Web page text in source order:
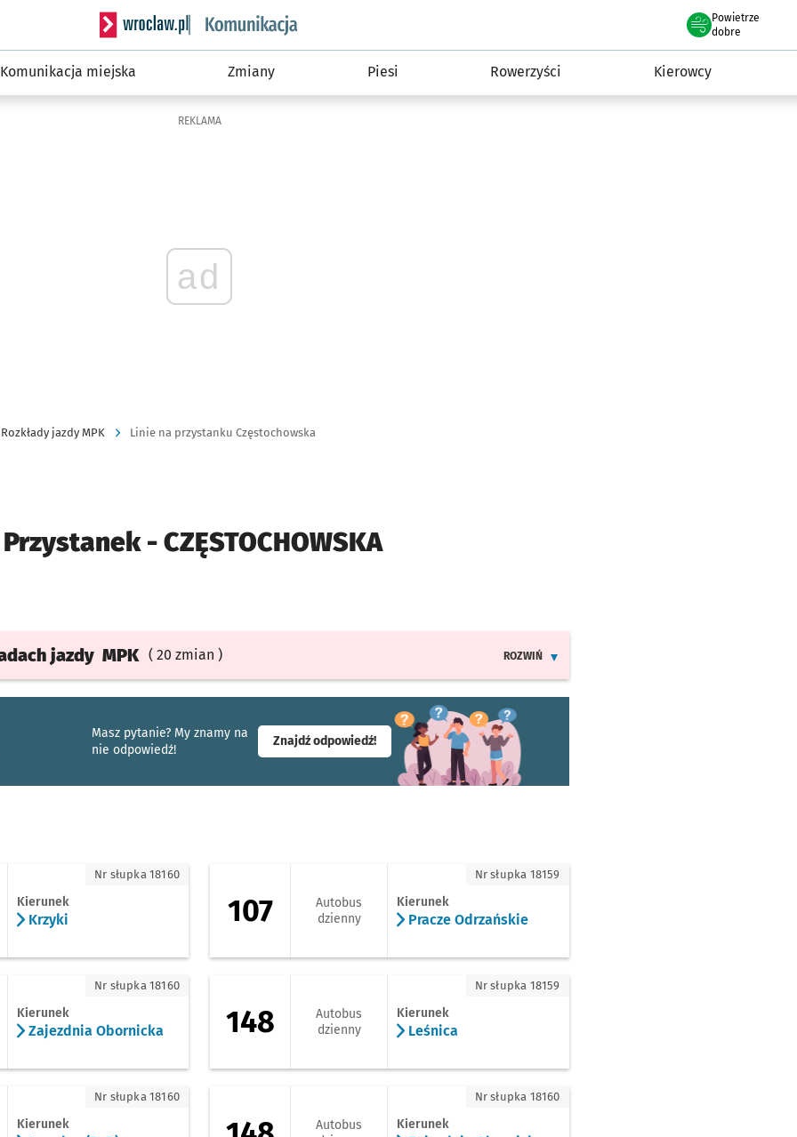
Serwis informacyjny wroclaw.pl podserwis: Komunikacja
Powietrze
we Wrocławiu
dobre
Komunikacja miejska Zmiany Piesi Rowerzyści Kierowcy
REKLAMA
ad
Rozkłady jazdy MPK Linie na przystanku Częstochowska
Przystanek -CZĘSTOCHOWSKA
jazdy MPK ( 20 zmian )
ROZWIŃ
Masz pytanie? My znamy na
nie odpowiedź!
Znajdź odpowiedź!- otworzy się w nowej karcie
Kierunek
Krzyki
Nr słupka 18160 107 - kierunek Pracze Odrzańskie
107
Autobus
dzienny
Kierunek
Pracze Odrzańskie
Nr słupka 18159
Obornicka
Kierunek
Zajezdnia Obornicka
Nr słupka 18160
148
Autobus
dzienny
Kierunek
Leśnica
Nr słupka 18159
(P+R)
Kierunek
Nr słupka 18160 148 - kierunek Zajezdnia Obornicka
Autobus
Kierunek
Nr słupka 18160